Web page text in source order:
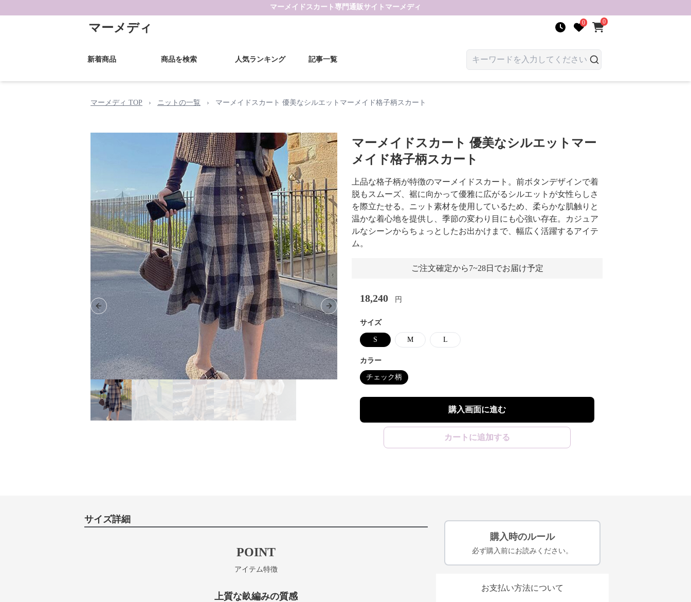
マーメイドスカート 専門通販サイト マーメディ
マーメディ 0 0
新着商品 商品を検索 人気ランキング 記事一覧
マーメディ TOP › ニットの一覧 › マーメイドスカート 優美なシルエットマーメイド格子柄スカート
Previous slide Next slide
マーメイドスカート 優美なシルエットマー
メイド格子柄スカート
上品な格子柄が特徴のマーメイドスカート。前ボタンデザインで着
脱もスムーズ、裾に向かって優雅に広がるシルエットが女性らしさ
を際立たせる。ニット素材を使用しているため、柔らかな肌触りと
温かな着心地を提供し、季節の変わり目にも心強い存在。カジュア
ルなシーンからちょっとしたお出かけまで、幅広く活躍するアイテ
ム。
ご注文確定から7~28日でお届け予定
18,240 円
サイズ
S M L
カラー
チェック柄
購入画面に進む
カートに追加する
サイズ詳細
POINT
アイテム特徴
上質な畝編みの質感
購入時のルール
必ず購入前にお読みください。
お支払い方法について